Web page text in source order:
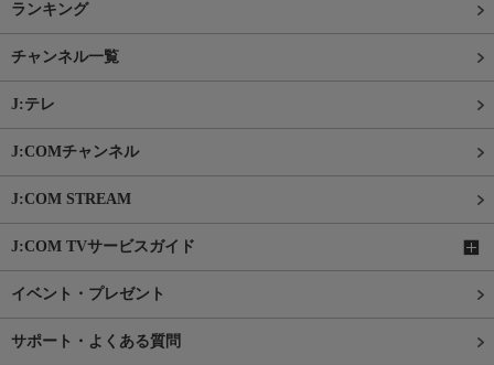
ランキング
チャンネル一覧
J:テレ
J:COMチャンネル
J:COM STREAM
J:COM TVサービスガイド
イベント・プレゼント
サポート・よくある質問